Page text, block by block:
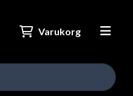
Varukorg